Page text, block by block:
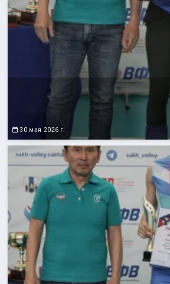
30 мая 2026 г.